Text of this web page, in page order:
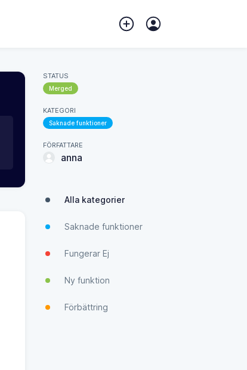
STATUS
Merged
KATEGORI
Saknade funktioner
FÖRFATTARE
anna
Alla kategorier
Saknade funktioner
Fungerar Ej
Ny funktion
Förbättring